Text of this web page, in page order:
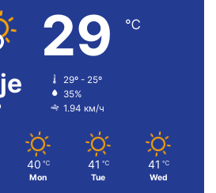
29 ℃
29º - 25º
35%
1.94 км/ч
40 ℃
Mon
41 ℃
Tue
41 ℃
Wed